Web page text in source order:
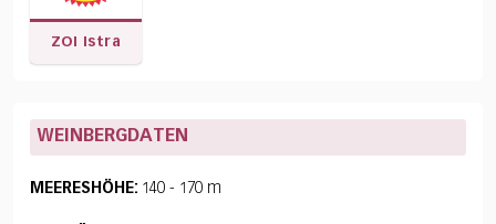
ZOI Istra
WEINBERGDATEN
MEERESHÖHE: 140 - 170 m